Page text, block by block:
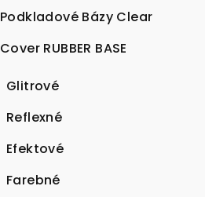
Podkladové Bázy Clear
Cover RUBBER BASE
Glitrové
Reflexné
Efektové
Farebné